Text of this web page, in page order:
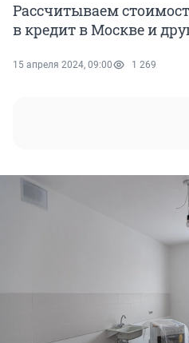
Рассчитываем
в кредит в Москве и
15 апреля 2024, 09:00 1 269